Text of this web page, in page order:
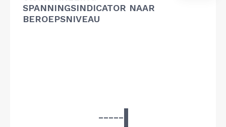
SPANNINGSINDICATOR NAAR
BEROEPSNIVEAU